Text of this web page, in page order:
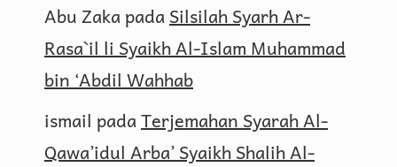
Abu ZakapadaSilsilah Syarh Ar-
Rasa`il li Syaikh Al-Islam Muhammad
bin ‘Abdil Wahhab
ismail padaTerjemahan Syarah Al-
Qawa’idul Arba’ Syaikh Shalih Al-